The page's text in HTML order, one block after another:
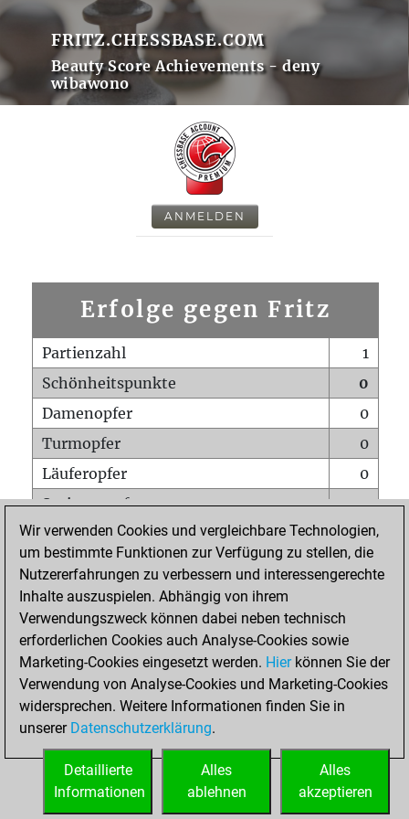
FRITZ.CHESSBASE.COM
Beauty Score Achievements - deny
wibawono
ANMELDEN
Erfolge gegen Fritz
Partienzahl
1
Schönheitspunkte
0
Damenopfer
0
Turmopfer
0
Läuferopfer
0
Springeropfer
0
Bauernopfer
0
Matt auf vollem Brett
0
Bauer setzt Matt
Erstickte Matts
Unterverwandlungen
0
Türme auf der siebten
0
STARTSEITE
Wir verwenden Cookies und vergleichbare Technologien,
um bestimmte Funktionen zur Verfügung zu stellen, die
Nutzererfahrungen zu verbessern und interessengerechte
Inhalte auszuspielen. Abhängig von ihrem
Verwendungszweck können dabei neben technisch
erforderlichen Cookies auch Analyse-Cookies sowie
Marketing-Cookies eingesetzt werden. Hierkönnen Sie der
Verwendung von Analyse-Cookies und Marketing-Cookies
widersprechen. Weitere Informationen finden Sie in
unserer Datenschutzerklärung.
Alles
akzeptieren
Alles
ablehnen
Detaillierte
Informationen